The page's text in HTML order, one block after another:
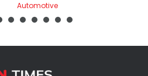
Automotive